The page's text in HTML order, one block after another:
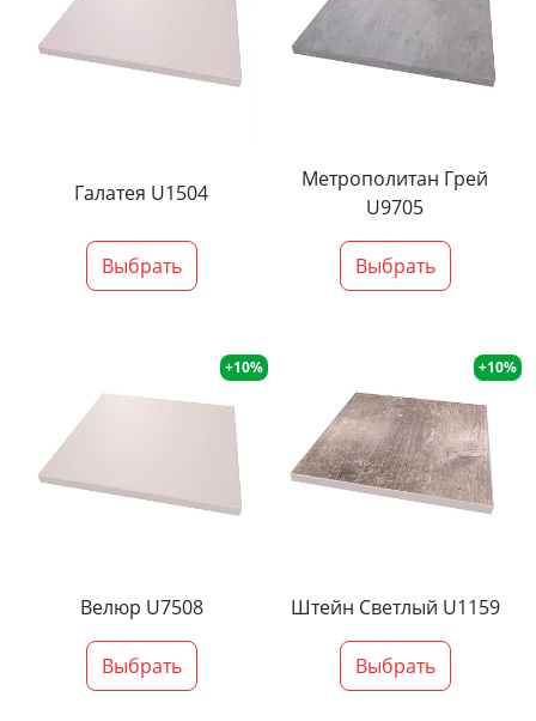
Галатея U1504
Выбрать
Метрополитан Грей
U9705
Выбрать
+10%
Велюр U7508
Выбрать
+10%
Штейн Светлый U1159
Выбрать